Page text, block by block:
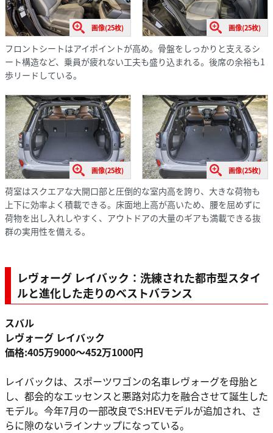
画像(25枚) 画像(25枚)
フロントシートはアイポイントが高め。骨盤をしっかりと支えるシ
ート構造など、乗員が疲れない工夫も盛り込まれる。後席の余裕も1
歩リードしている。
画像(25枚) 画像(25枚)
荷室はスクエアな大開口部と圧倒的な室内高を誇り、大きな荷物も
上下に効率よく積載できる。床面地上高が高いため、腰を屈めずに
荷物を出し入れしやすく、アウトドアの大量のギアも満載できる抜
群の実用性を備える。
レヴォーグ レイバック：洗練された都市型スタイ
ルと進化した走りのベストバランス
スバル
レヴォーグ レイバック
価格:405万9000〜452万1000円
レイバックは、スポーツワゴンの名車レヴォーグを母胎と
し、都会的なエッセンスと悪路対応力を融合させて誕生した
モデル。今年7月の一部改良でS:HEVモデルが追加され、さ
らに隙のないラインナップになっている。